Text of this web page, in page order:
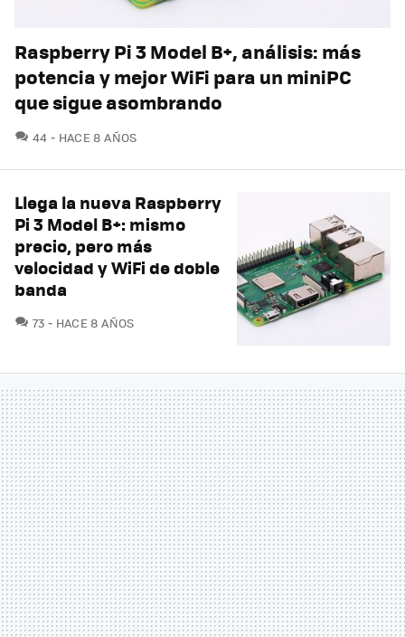
Raspberry Pi 3 Model B+, análisis: más
potencia y mejor WiFi para un miniPC
que sigue asombrando
44 COMENTARIOS
HACE 8 AÑOS
Llega la nueva Raspberry
Pi 3 Model B+: mismo
precio, pero más
velocidad y WiFi de doble
banda
73 COMENTARIOS
HACE 8 AÑOS